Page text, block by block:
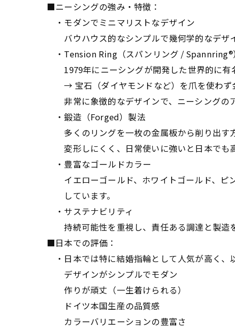
■ニーシングの強み・特徴：
・モダンでミニマリストなデザイン
バウハウス的なシンプルで幾何学的なデザ
・Tension Ring（スパンリング / Spannring®
1979年にニーシングが開発した世界的に有
→ 宝石（ダイヤモンドなど）を爪を使わず
非常に象徴的なデザインで、ニーシングのア
・鍛造（Forged）製法
多くのリングを一枚の金属板から削り出す
変形しにくく、日常使いに強いと日本でも高
・豊富なゴールドカラー
イエローゴールド、ホワイトゴールド、ピ
しています。
・サステナビリティ
持続可能性を重視し、責任ある調達と製造を
■日本での評価：
・日本では特に結婚指輪として人気が高く、
デザインがシンプルでモダン
作りが頑丈（一生着けられる）
ドイツ本国生産の品質感
カラーバリエーションの豊富さ